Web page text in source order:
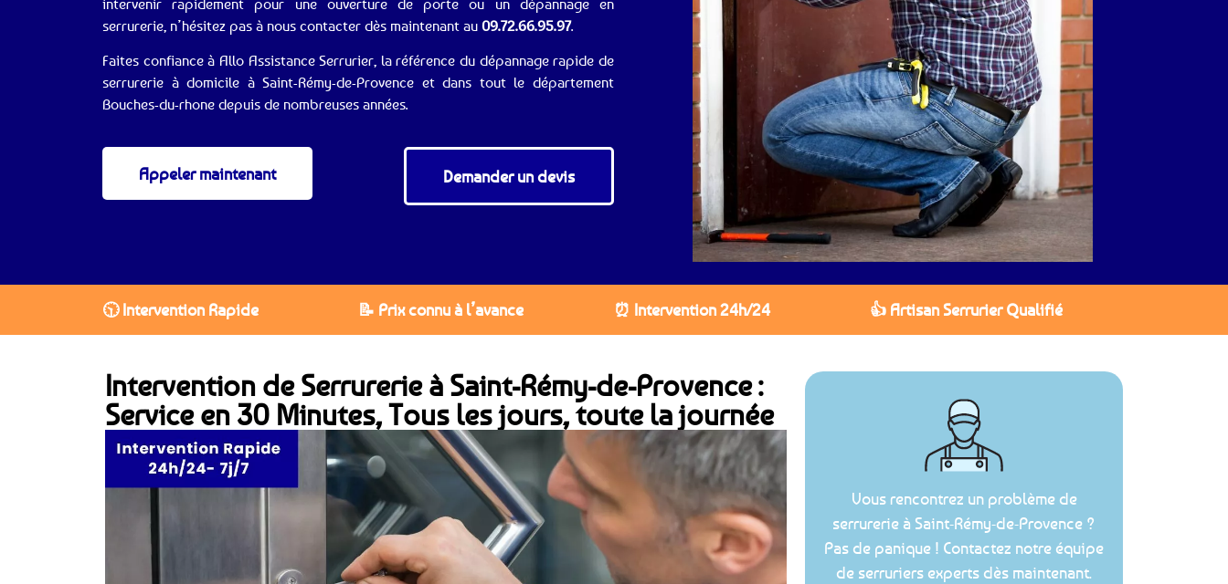
serrurerie, n’hésitez pas à nous contacter dès maintenant au 09.72.66.95.97.
Faites confiance à Allo Assistance Serrurier, la référence du dépannage rapide de
serrurerie à domicile à Saint-Rémy-de-Provence et dans tout le département
Bouches-du-rhone depuis de nombreuses années.
Appeler maintenant Demander un devis
🕥 Intervention Rapide 📝 Prix connu à l’avance ⏰ Intervention 24h/24 👍 Artisan Serrurier Qualifié
Intervention de Serrurerie à Saint-Rémy-de-Provence :
Service en 30 Minutes, Tous les jours, toute la journée
Vous rencontrez un problème de
serrurerie à Saint-Rémy-de-Provence ?
Pas de panique ! Contactez notre équipe
de serruriers experts dès maintenant.